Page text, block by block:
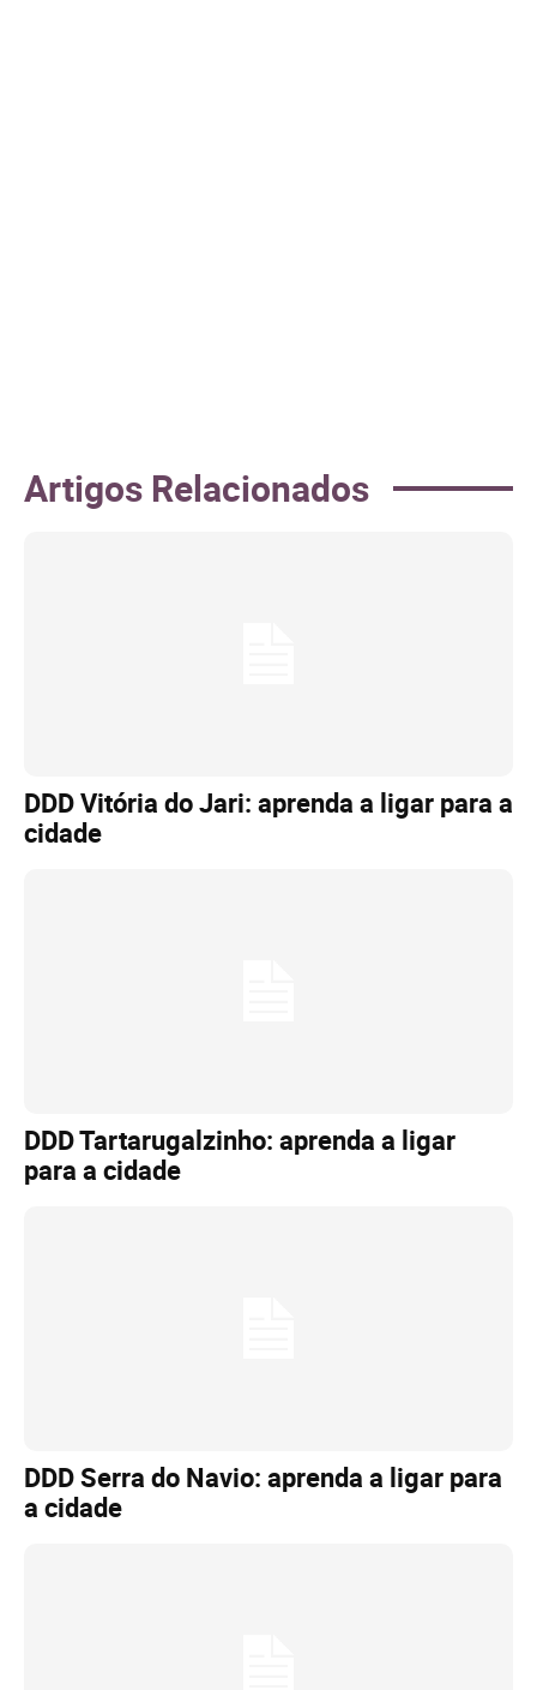
Artigos Relacionados
DDD Vitória do Jari: aprenda a ligar para a
cidade
DDD Tartarugalzinho: aprenda a ligar
para a cidade
DDD Serra do Navio: aprenda a ligar para
a cidade